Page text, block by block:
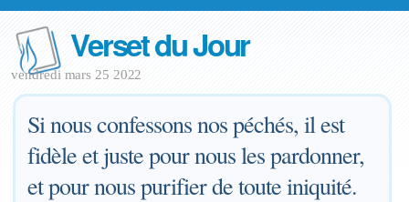
Verset du Jour
vendredi mars 25 2022
Si nous confessons nos péchés, il est
fidèle et juste pour nous les pardonner,
et pour nous purifier de toute iniquité.